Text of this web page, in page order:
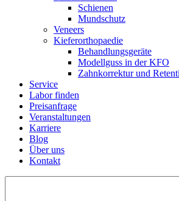
Schienen
Mundschutz
Veneers
Kieferorthopaedie
Behandlungs­geräte
Modellguss in der KFO
Zahnkorrektur und
Service
Labor finden
Preisanfrage
Veranstaltungen
Karriere
Blog
Über uns
Kontakt